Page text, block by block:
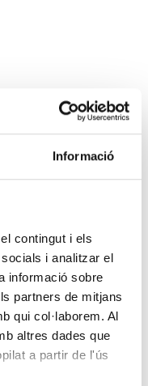
Informació
contingut i els
i analitzar el
informació sobre
partners de mitjans
qui col·laborem. Al
altres dades que
a partir de l'ús